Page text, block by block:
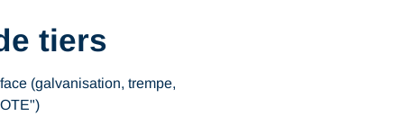
tiers
(galvanisation, trempe,